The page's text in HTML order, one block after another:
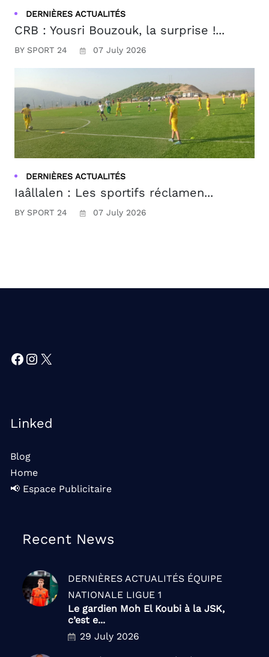
DERNIÈRES ACTUALITÉS
CRB : Yousri Bouzouk, la surprise !...
BY SPORT 24 07 July 2026
DERNIÈRES ACTUALITÉS
Iaâllalen : Les sportifs réclamen...
BY SPORT 24 07 July 2026
Facebook
Instagram
X
Linked
Blog
Home
📢 Espace Publicitaire
Recent News
DERNIÈRES ACTUALITÉS ÉQUIPE
NATIONALE LIGUE 1
Le gardien Moh El Koubi à la JSK,
c’est e...
29 July 2026